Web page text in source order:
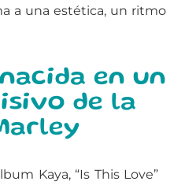
a una estética, un ritmo
en un
de la
Kaya, “Is This Love”